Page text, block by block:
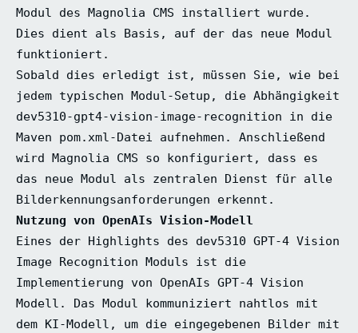
Modul des Magnolia CMS installiert wurde.
Dies dient als Basis, auf der das neue Modul
funktioniert.
Sobald dies erledigt ist, müssen Sie, wie bei
jedem typischen Modul-Setup, die Abhängigkeit
dev5310-gpt4-vision-image-recognition in die
Maven pom.xml-Datei aufnehmen. Anschließend
wird Magnolia CMS so konfiguriert, dass es
das neue Modul als zentralen Dienst für alle
Bilderkennungsanforderungen erkennt.
Nutzung von OpenAIs Vision-Modell
Eines der Highlights des dev5310 GPT-4 Vision
Image Recognition Moduls ist die
Implementierung von OpenAIs GPT-4 Vision
Modell. Das Modul kommuniziert nahtlos mit
dem KI-Modell, um die eingegebenen Bilder mit